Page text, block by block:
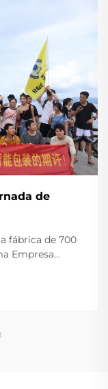
de
fábrica de 700
Empresa
global